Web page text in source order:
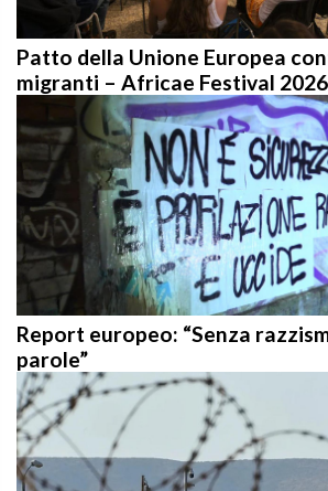
Patto della Unione Europea
migranti – Africae Festival 2026
Report europeo: “Senza
parole”